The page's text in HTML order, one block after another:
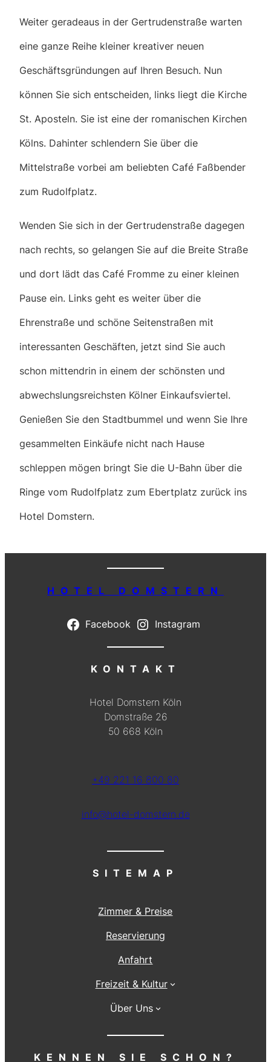
Weiter geradeaus in der Gertrudenstraße warten
eine ganze Reihe kleiner kreativer neuen
Geschäftsgründungen auf Ihren Besuch. Nun
können Sie sich entscheiden, links liegt die Kirche
St. Aposteln. Sie ist eine der romanischen Kirchen
Kölns. Dahinter schlendern Sie über die
Mittelstraße vorbei am beliebten Café Faßbender
zum Rudolfplatz.
Wenden Sie sich in der Gertrudenstraße dagegen
nach rechts, so gelangen Sie auf die Breite Straße
und dort lädt das Café Fromme zu einer kleinen
Pause ein. Links geht es weiter über die
Ehrenstraße und schöne Seitenstraßen mit
interessanten Geschäften, jetzt sind Sie auch
schon mittendrin in einem der schönsten und
abwechslungsreichsten Kölner Einkaufsviertel.
Genießen Sie den Stadtbummel und wenn Sie Ihre
gesammelten Einkäufe nicht nach Hause
schleppen mögen bringt Sie die U-Bahn über die
Ringe vom Rudolfplatz zum Ebertplatz zurück ins
Hotel Domstern.
HOTEL DOMSTERN
Facebook Instagram
KONTAKT
Hotel Domstern Köln
Domstraße 26
50 668 Köln
+49 221 16 800 80
info@hotel-domstern.de
SITEMAP
Zimmer & Preise
Reservierung
Anfahrt
Freizeit & Kultur
Über Uns
KENNEN SIE SCHON?